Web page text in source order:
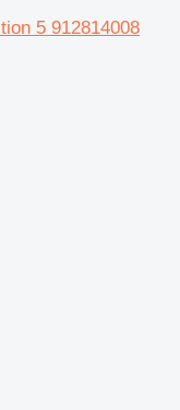
5 912814008